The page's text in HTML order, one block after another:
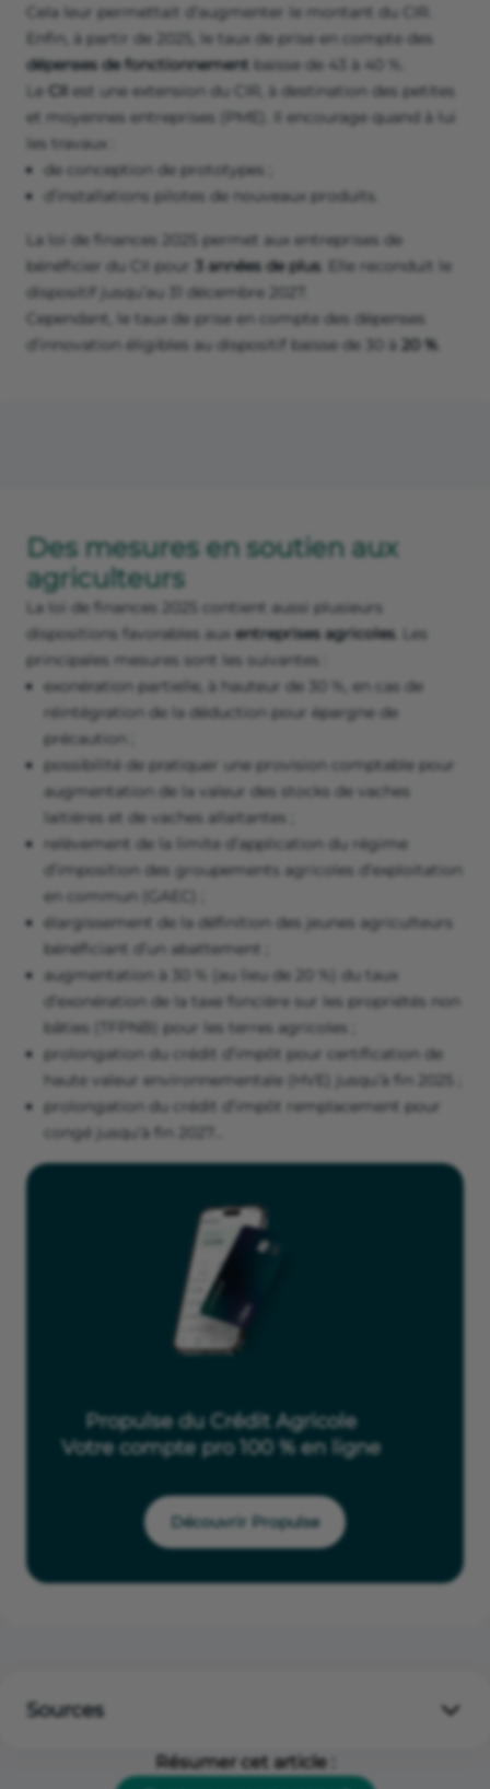
Cela leur permettait d’augmenter le montant du CIR.
Enfin, à partir de 2025, le taux de prise en compte des
dépenses de fonctionnement baisse de 43 à 40 %.
Le
CII est une extension du CIR, à destination des petites
et moyennes entreprises (PME). Il encourage quand à lui
les travaux :
de conception de prototypes ;
d’installations pilotes de nouveaux produits.
La loi de finances 2025 permet aux entreprises de
bénéficier du CII pour
3 années de plus. Elle reconduit le
dispositif jusqu’au 31 décembre 2027.
Cependant, le taux de prise en compte des dépenses
d’innovation éligibles au dispositif baisse de 30 à 20 %
Des mesures en soutien aux
agriculteurs
La loi de finances 2025 contient aussi plusieurs
dispositions favorables aux entreprises agricoles. Les
principales mesures sont les suivantes :
exonération partielle, à hauteur de 30 %, en cas de
réintégration de la déduction pour épargne de
précaution ;
possibilité de pratiquer une provision comptable pour
augmentation de la valeur des stocks de vaches
laitières et de vaches allaitantes ;
relèvement de la limite d’application du régime
d’imposition des groupements agricoles d’exploitation
en commun (GAEC) ;
élargissement de la définition des jeunes agriculteurs
bénéficiant d’un abattement ;
augmentation à 30 % (au lieu de 20 %) du taux
d’exonération de la taxe foncière sur les propriétés non
bâties (TFPNB) pour les terres agricoles ;
prolongation du crédit d’impôt pour certification de
haute valeur environnementale (HVE) jusqu’à fin 2025 ;
prolongation du crédit d’impôt remplacement pour
congé jusqu’à fin 2027…
Propulse du Crédit Agricole
Votre compte pro 100 % en ligne
Découvrir Propulse
Sources
Légifrance, “LOI n° 2025-127 du 14 février 2025 de
finances pour 2025”,
Résumer cet article :